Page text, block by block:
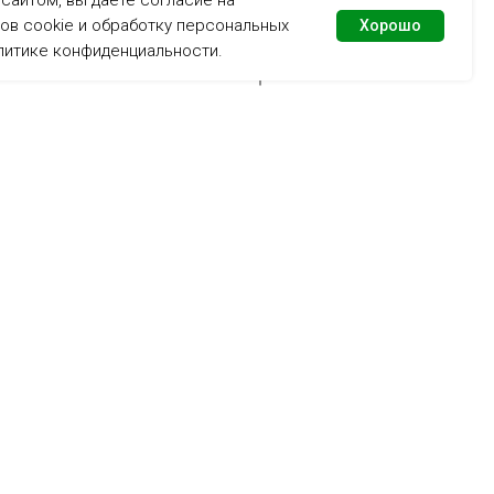
cookie и обработку персональных
конфиденциальности.
Хорошо